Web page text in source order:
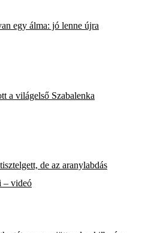
egy álma: jó lenne újra
a világelső Szabalenka
de az aranylabdás
– videó